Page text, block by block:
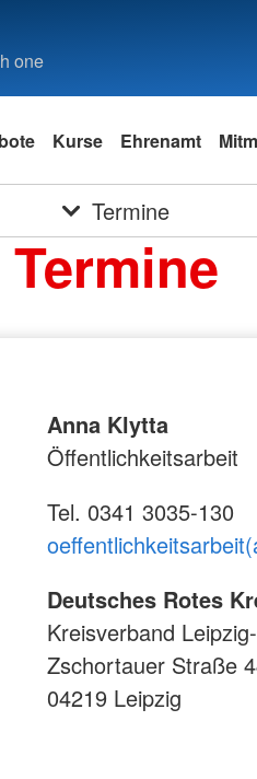
one
Kurse Ehrenamt
Termine
Termine
Anna Klytta
Öffentlichkeitsarbeit
Tel. 0341 3035-130
Deutsches Rotes
Kreisverband
Zschortauer Straße
04219 Leipzig